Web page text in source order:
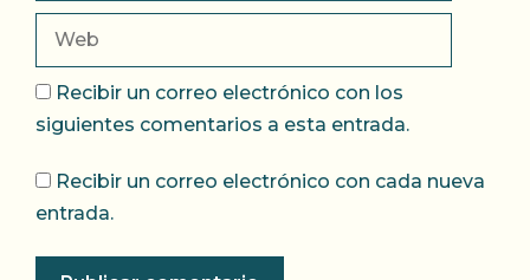
Recibir un correo electrónico con los
siguientes comentarios a esta entrada.
Recibir un correo electrónico con cada nueva
entrada.